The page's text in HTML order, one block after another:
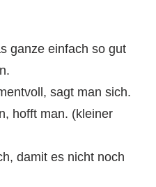
ganze einfach so gut
sagt man sich.
hofft man. (kleiner
damit es nicht noch